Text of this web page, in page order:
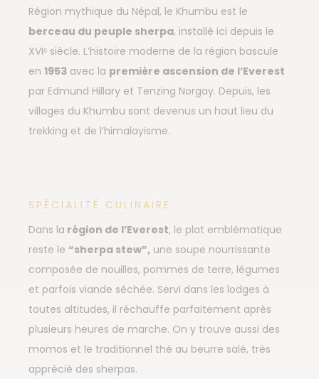
Région mythique du Népal, le Khumbu est le
berceau du peuple sherpa, installé ici depuis le
XVIᵉ siècle. L’histoire moderne de la région bascule
en 1953 avec la première ascension de l’Everest
par Edmund Hillary et Tenzing Norgay. Depuis, les
villages du Khumbu sont devenus un haut lieu du
trekking et de l’himalayisme.
SPÉCIALITÉ CULINAIRE
Dans la région de l’Everest, le plat emblématique
reste le “sherpa stew”, une soupe nourrissante
composée de nouilles, pommes de terre, légumes
et parfois viande séchée. Servi dans les lodges à
toutes altitudes, il réchauffe parfaitement après
plusieurs heures de marche. On y trouve aussi des
momos et le traditionnel thé au beurre salé, très
apprécié des sherpas.